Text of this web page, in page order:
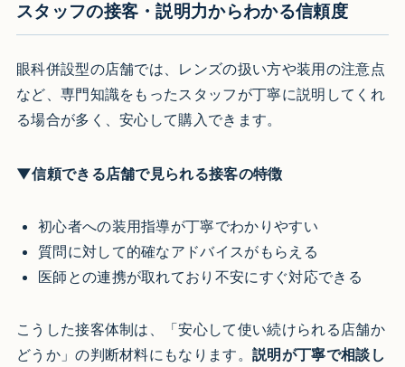
スタッフの接客・説明力からわかる信頼度
眼科併設型の店舗では、レンズの扱い方や装用の注意点
など、専門知識をもったスタッフが丁寧に説明してくれ
る場合が多く、安心して購入できます。
▼信頼できる店舗で見られる接客の特徴
初心者への装用指導が丁寧でわかりやすい
質問に対して的確なアドバイスがもらえる
医師との連携が取れており不安にすぐ対応できる
こうした接客体制は、「安心して使い続けられる店舗か
どうか」の判断材料にもなります。説明が丁寧で相談し